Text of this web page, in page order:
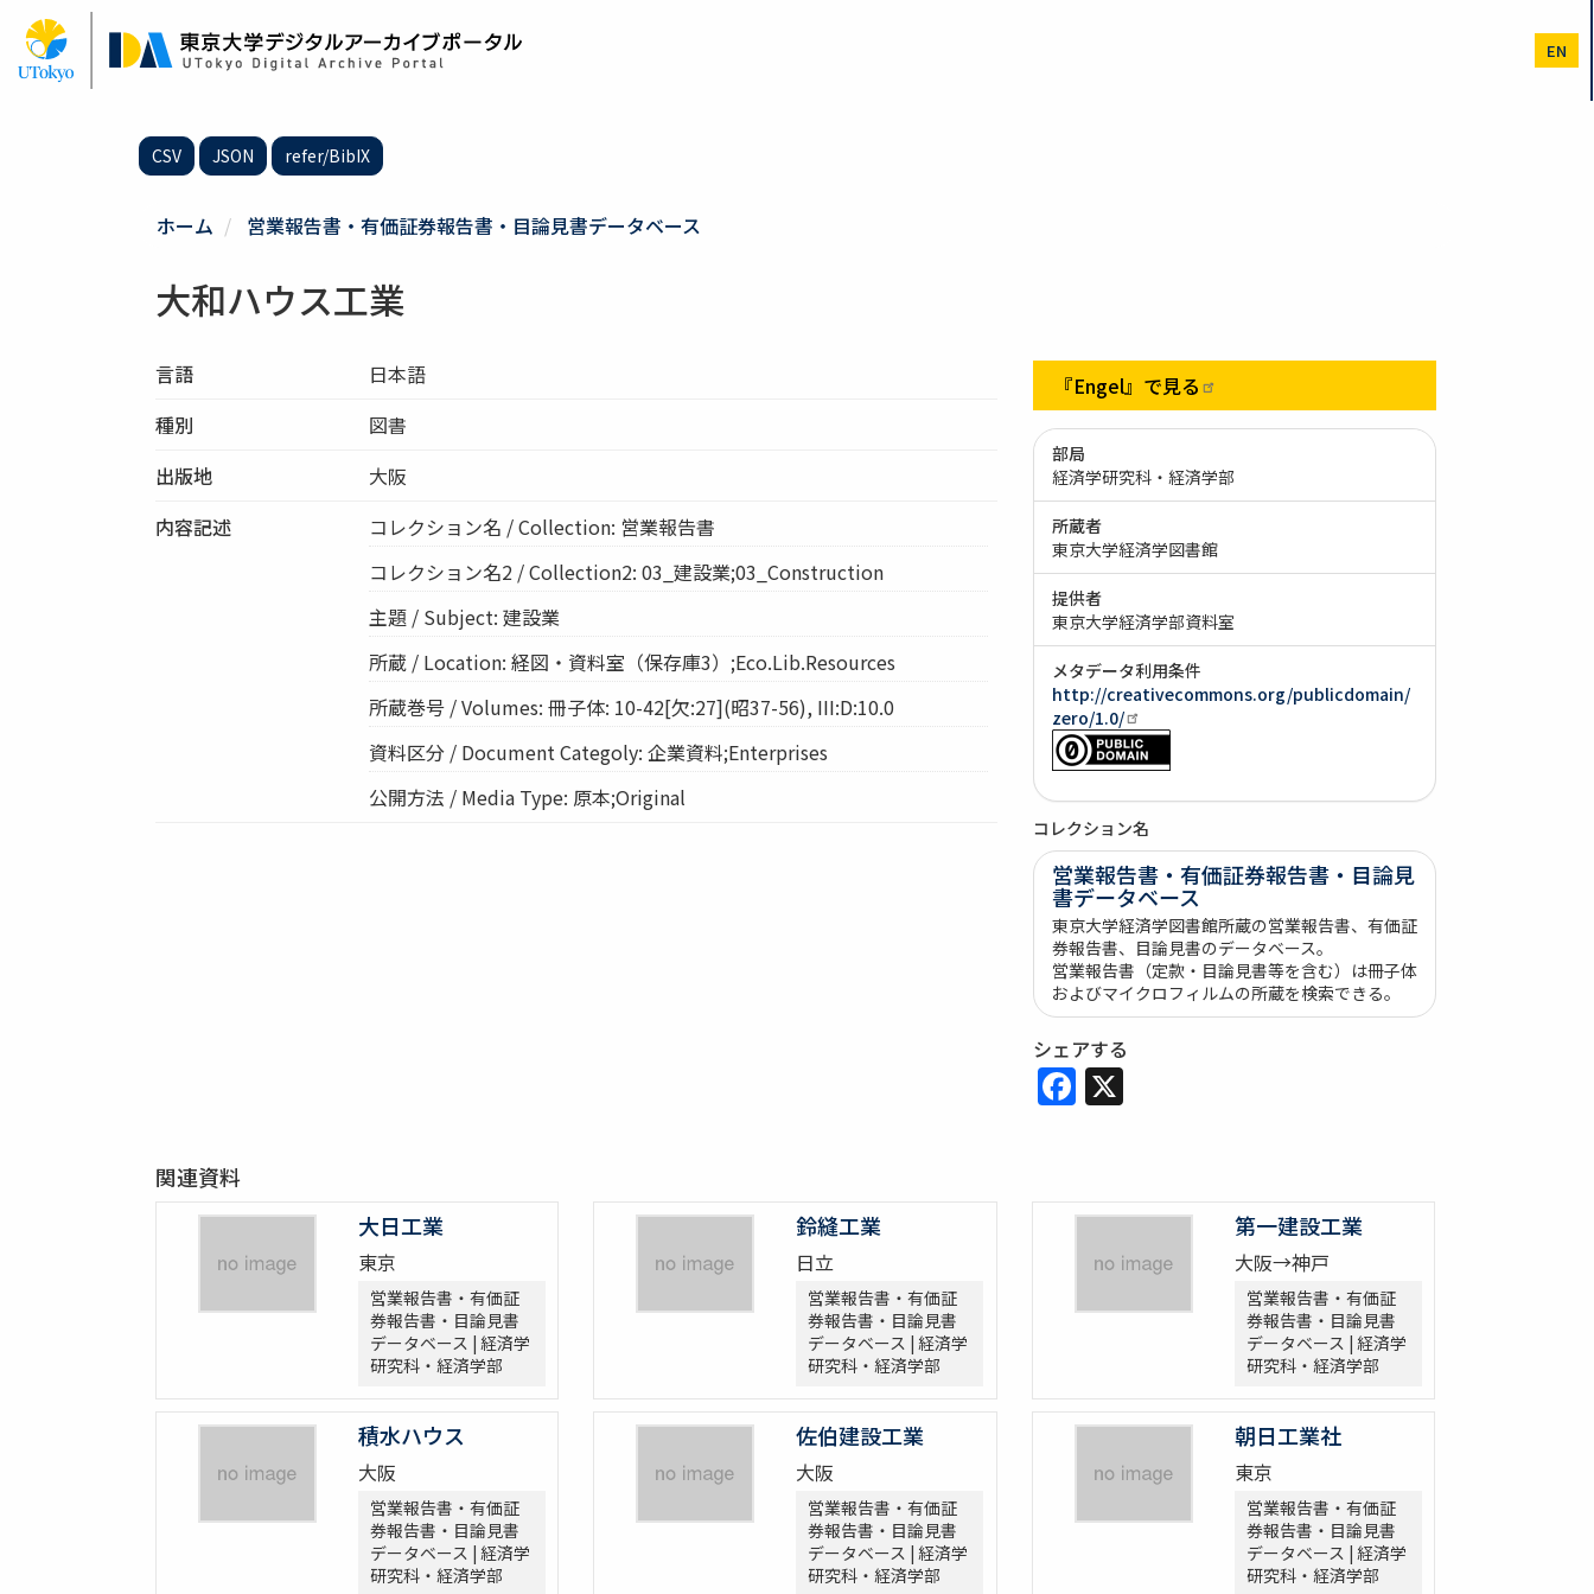
ン
EN
CSV JSON refer/BibIX
ホーム 営業報告書・有価証券報告書・目論見書データベース
大和ハウス工業
言語
日本語
種別
図書
出版地
大阪
内容記述
コレクション名 / Collection: 営業報告書
コレクション名2 / Collection2: 03_建設業;03_Construction
主題 / Subject: 建設業
所蔵 / Location: 経図・資料室（保存庫3）;Eco.Lib.Resources
所蔵巻号 / Volumes: 冊子体: 10-42[欠:27](昭37-56), III:D:10.0
資料区分 / Document Categoly: 企業資料;Enterprises
公開方法 / Media Type: 原本;Original
『Engel』で見る
部局
経済学研究科・経済学部
所蔵者
東京大学経済学図書館
提供者
東京大学経済学部資料室
メタデータ利用条件
http://creativecommons.org/publicdomain/
zero/1.0/
コレクション名
営業報告書・有価証券報告書・目論見
書データベース
東京大学経済学図書館所蔵の営業報告書、有価証
券報告書、目論見書のデータベース。
営業報告書（定款・目論見書等を含む）は冊子体
およびマイクロフィルムの所蔵を検索できる。
シェアする
Facebook
X
関連資料
大日工業
東京
営業報告書・有価証
券報告書・目論見書
データベース | 経済学
研究科・経済学部
鈴縫工業
日立
営業報告書・有価証
券報告書・目論見書
データベース | 経済学
研究科・経済学部
第一建設工業
大阪→神戸
営業報告書・有価証
券報告書・目論見書
データベース | 経済学
研究科・経済学部
積水ハウス
大阪
営業報告書・有価証
券報告書・目論見書
データベース | 経済学
研究科・経済学部
佐伯建設工業
大阪
営業報告書・有価証
券報告書・目論見書
データベース | 経済学
研究科・経済学部
朝日工業社
東京
営業報告書・有価証
券報告書・目論見書
データベース | 経済学
研究科・経済学部